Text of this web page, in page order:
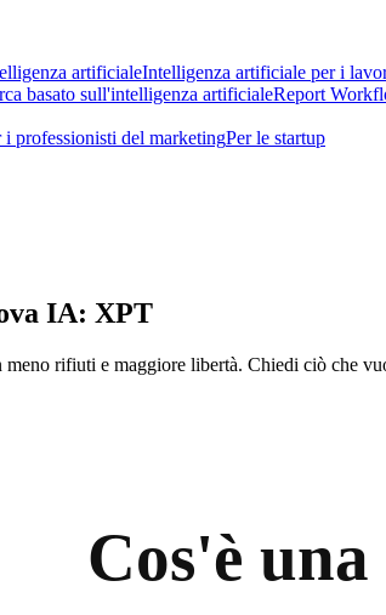
artificialeIntelligenza artificiale per i
basato sull'intelligenza artificialeReport
i professionisti del marketingPer le startup
IA: XPT
meno rifiuti e maggiore libertà. Chiedi ciò che
Cos'è